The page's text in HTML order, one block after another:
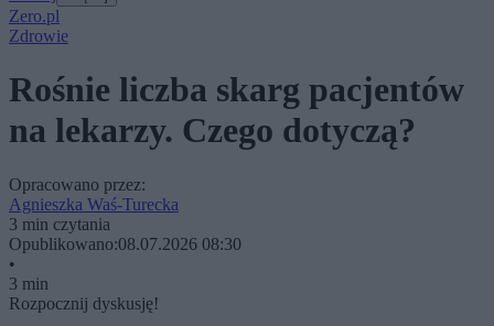
Zero.pl
Zdrowie
Rośnie liczba skarg pacjentów
na lekarzy. Czego dotyczą?
Opracowano przez:
Agnieszka Waś-Turecka
3 min czytania
Opublikowano:08.07.2026 08:30
•
3 min
Rozpocznij dyskusję!